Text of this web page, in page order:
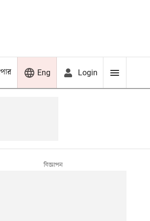
Eng Login